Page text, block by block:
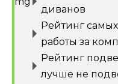
диванов
Рейтинг
работы за
Рейтинг
лучше не